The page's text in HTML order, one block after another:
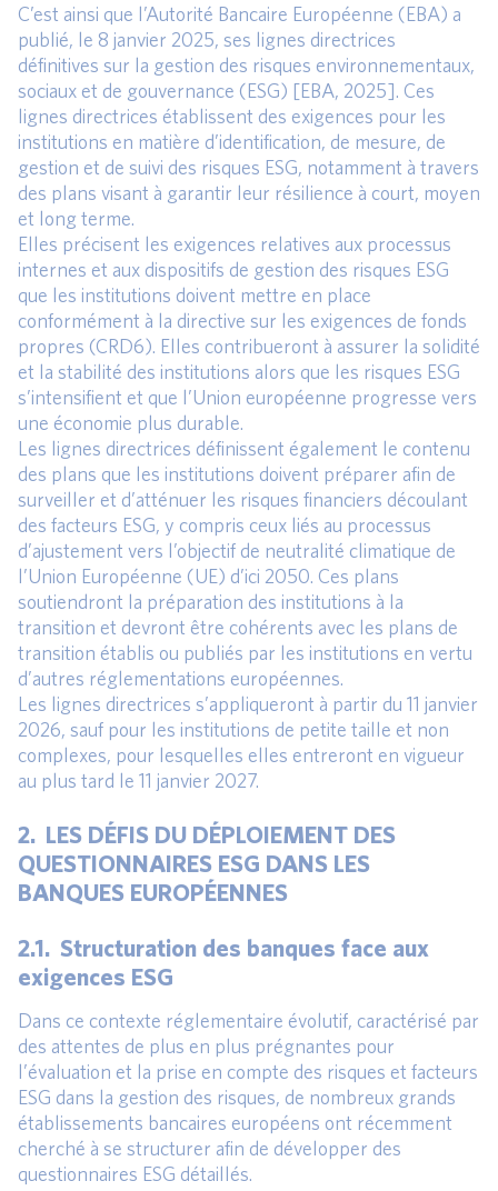
C’est ainsi que l’Autorité Bancaire Européenne (EBA) a
publié, le 8 janvier 2025, ses lignes directrices
définitives sur la gestion des risques environnementaux,
sociaux et de gouvernance (ESG) [EBA, 2025]. Ces
lignes directrices établissent des exigences pour les
institutions en matière d’identification, de mesure, de
gestion et de suivi des risques ESG, notamment à travers
des plans visant à garantir leur résilience à court, moyen
et long terme.
Elles précisent les exigences relatives aux processus
internes et aux dispositifs de gestion des risques ESG
que les institutions doivent mettre en place
conformément à la directive sur les exigences de fonds
propres (CRD6). Elles contribueront à assurer la solidité
et la stabilité des institutions alors que les risques ESG
s’intensifient et que l’Union européenne progresse vers
une économie plus durable.
Les lignes directrices définissent également le contenu
des plans que les institutions doivent préparer afin de
surveiller et d’atténuer les risques financiers découlant
des facteurs ESG, y compris ceux liés au processus
d’ajustement vers l’objectif de neutralité climatique de
l’Union Européenne (UE) d’ici 2050. Ces plans
soutiendront la préparation des institutions à la
transition et devront être cohérents avec les plans de
transition établis ou publiés par les institutions en vertu
d’autres réglementations européennes.
Les lignes directrices s’appliqueront à partir du 11 janvier
2026, sauf pour les institutions de petite taille et non
complexes, pour lesquelles elles entreront en vigueur
au plus tard le 11 janvier 2027.
2. LES DÉFIS DU DÉPLOIEMENT DES
QUESTIONNAIRES ESG DANS LES
BANQUES EUROPÉENNES
2.1. Structuration des banques face aux
exigences ESG
Dans ce contexte réglementaire évolutif, caractérisé par
des attentes de plus en plus prégnantes pour
l’évaluation et la prise en compte des risques et facteurs
ESG dans la gestion des risques, de nombreux grands
établissements bancaires européens ont récemment
cherché à se structurer afin de développer des
questionnaires ESG détaillés.